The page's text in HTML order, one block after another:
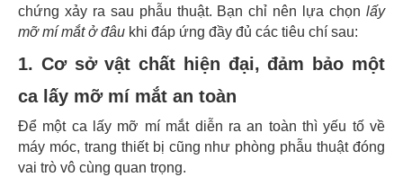
chứng xảy ra sau phẫu thuật. Bạn chỉ nên lựa chọn lấy
mỡ mí mắt ở đâu khi đáp ứng đầy đủ các tiêu chí sau:
1. Cơ sở vật chất hiện đại, đảm bảo một
ca lấy mỡ mí mắt an toàn
Để một ca lấy mỡ mí mắt diễn ra an toàn thì yếu tố về
máy móc, trang thiết bị cũng như phòng phẫu thuật đóng
vai trò vô cùng quan trọng.